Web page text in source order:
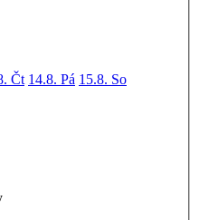
Čt 14.8. Pá 15.8. So